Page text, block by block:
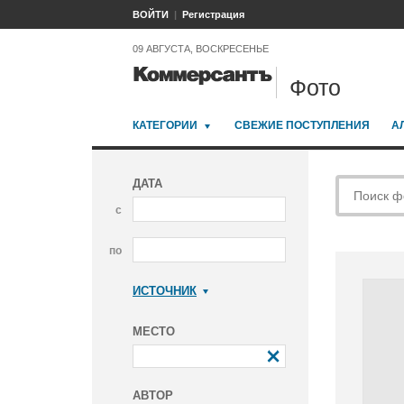
ВОЙТИ Регистрация
09 АВГУСТА, ВОСКРЕСЕНЬЕ
Фото
КАТЕГОРИИ СВЕЖИЕ ПОСТУПЛЕНИЯ
ДАТА
с
по
ИСТОЧНИК
МЕСТО
АВТОР